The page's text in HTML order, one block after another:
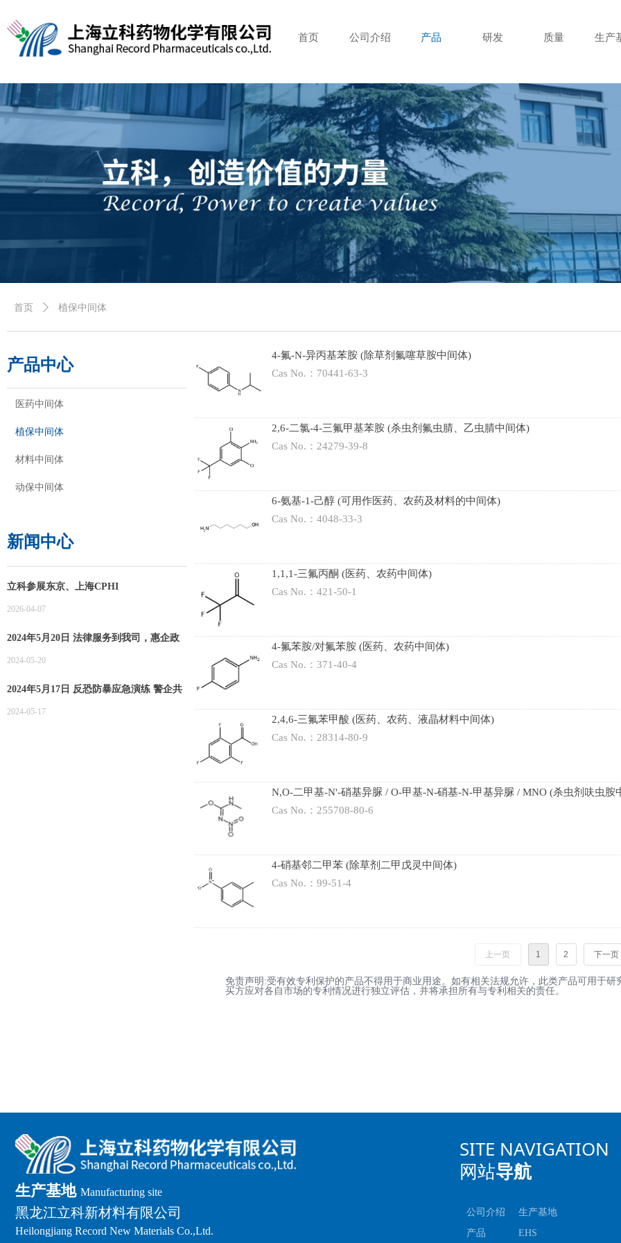
首页 公司介绍 产品 研发 质量 生产
4-氟-N-异丙基苯胺 (除草剂氟噻草胺中间体)
Cas No.：70441-63-3
2,6-二氯-4-三氟甲基苯胺 (杀虫剂氟虫腈、乙虫腈中间体)
Cas No.：24279-39-8
6-氨基-1-己醇 (可用作医药、农药及材料的中间体)
Cas No.：4048-33-3
1,1,1-三氟丙酮 (医药、农药中间体)
Cas No.：421-50-1
4-氟苯胺/对氟苯胺 (医药、农药中间体)
Cas No.：371-40-4
2,4,6-三氟苯甲酸 (医药、农药、液晶材料中间体)
Cas No.：28314-80-9
N,O-二甲基-N'-硝基异脲 / O-甲基-N-硝基-N-甲基异脲 / MNO (杀虫剂呋虫胺
Cas No.：255708-80-6
4-硝基邻二甲苯 (除草剂二甲戊灵中间体)
Cas No.：99-51-4
上一页 1 2 下一页
产品中心
医药中间体
植保中间体
材料中间体
动保中间体
新闻中心
立科参展东京、上海CPHI
2026-04-07
2024年5月20日 法律服务到我司，惠企政
策递进来
2024-05-20
2024年5月17日 反恐防暴应急演练 警企共
筑安全防线
2024-05-17
首页 ꄲ 植保中间体
免责声明:受有效专利保护的产品不得用于商业用途。如有相关法规允许，此类产品可用于研
买方应对各自市场的专利情况进行独立评估，并将承担所有与专利相关的责任。
公司介绍
产品
生产基地
EHS
SITE NAVIGATION
网站导航
生产基地 Manufacturing site
黑龙江立科新材料有限公司
Heilongjiang Record New Materials Co.,Ltd.